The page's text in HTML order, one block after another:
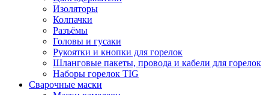
Изоляторы
Колпачки
Разъёмы
Головы и гусаки
Рукоятки и кнопки для горелок
Шланговые пакеты, провода и кабели для горелок
Наборы горелок TIG
Сварочные маски